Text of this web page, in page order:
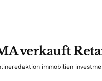
verkauft
immobilien